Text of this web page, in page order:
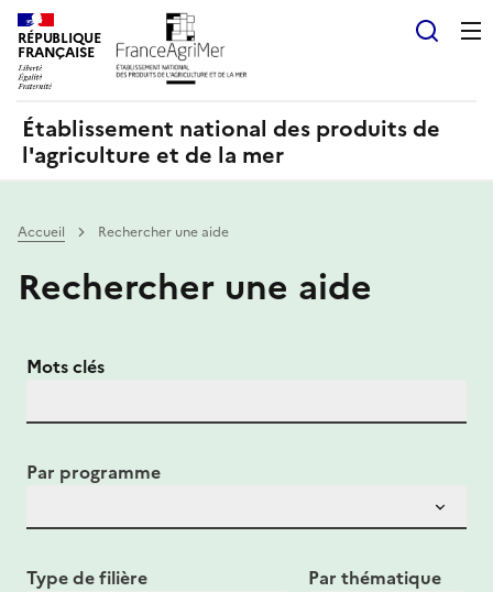
RÉPUBLIQUE
FRANÇAISE
Établissement national des produits de
l'agriculture et de la mer
Accueil Rechercher une aide
Rechercher une aide
Mots clés
Par programme
Type de filière Par thématique
Panneau de gestion des cookies